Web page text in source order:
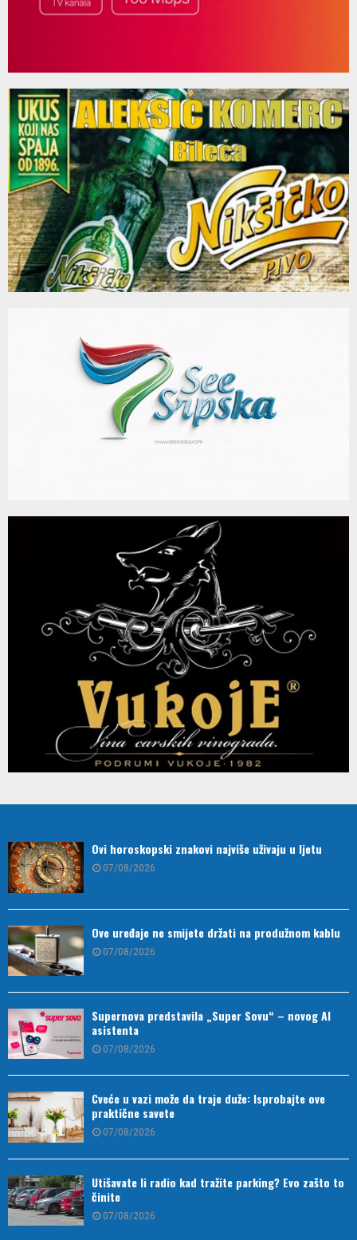
Ovi horoskopski znakovi najviše uživaju u ljetu
07/08/2026
Ove uređaje ne smijete držati na produžnom kablu
07/08/2026
Supernova predstavila „Super Sovu“ – novog AI
asistenta
07/08/2026
Cveće u vazi može da traje duže: Isprobajte ove
praktične savete
07/08/2026
Utišavate li radio kad tražite parking? Evo zašto to
činite
07/08/2026